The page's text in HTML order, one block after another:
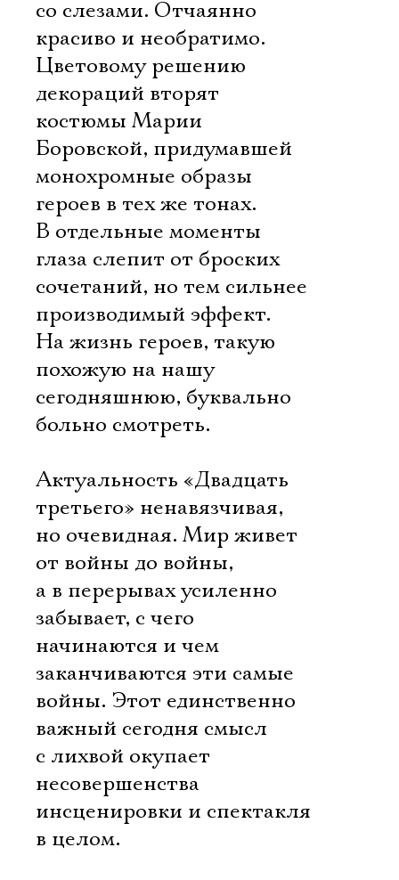
со слезами. Отчаянно
красиво и необратимо.
Цветовому решению
декораций вторят
костюмы Марии
Боровской, придумавшей
монохромные образы
героев в тех же тонах.
В отдельные моменты
глаза слепит от броских
сочетаний, но тем сильнее
производимый эффект.
На жизнь героев, такую
похожую на нашу
сегодняшнюю, буквально
больно смотреть.
Актуальность «Двадцать
третьего» ненавязчивая,
но очевидная. Мир живет
от войны до войны,
а в перерывах усиленно
забывает, с чего
начинаются и чем
заканчиваются эти самые
войны. Этот единственно
важный сегодня смысл
с лихвой окупает
несовершенства
инсценировки и спектакля
в целом.